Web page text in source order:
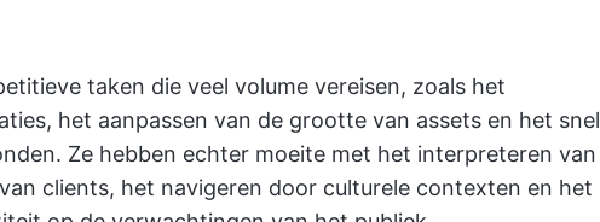
taken die veel volume vereisen, zoals het
het aanpassen van de grootte van assets en het snel
Ze hebben echter moeite met het interpreteren van
clients, het navigeren door culturele contexten en het